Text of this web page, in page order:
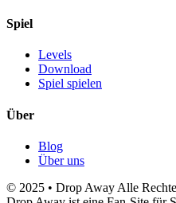
Spiel
Levels
Download
Spiel spielen
Über
Blog
Über uns
© 2025 • Drop Away Alle